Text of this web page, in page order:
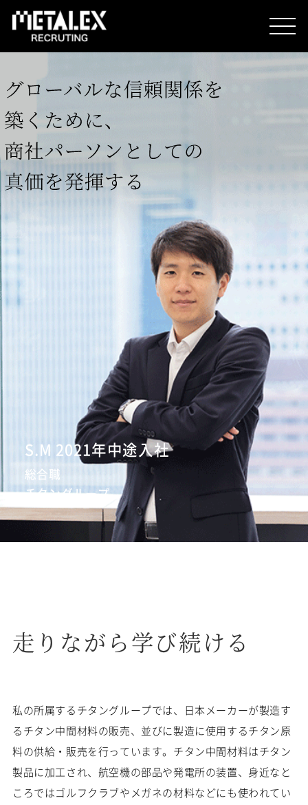
METALEXを知る
人を知る
S.M 2021年中途入社
総合職
チタングループ
走りながら学び続ける
私の所属するチタングループでは、日本メーカーが製造す
るチタン中間材料の販売、並びに製造に使用するチタン原
料の供給・販売を行っています。チタン中間材料はチタン
製品に加工され、航空機の部品や発電所の装置、身近なと
ころではゴルフクラブやメガネの材料などにも使われてい